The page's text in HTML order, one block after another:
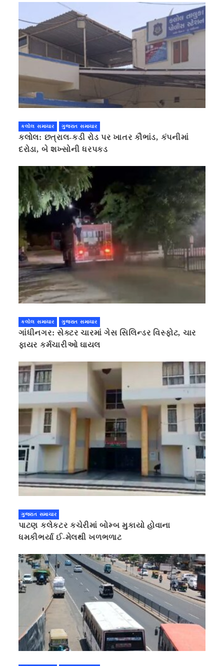
કલોલ સમાચાર ગુજરાત સમાચાર
કલોલ: છત્રાલ-કડી રોડ પર ખાતર કૌભાંડ, કંપનીમાં
દરોડા, બે શખ્સોની ધરપકડ
કલોલ સમાચાર ગુજરાત સમાચાર
ગાંધીનગર: સેક્ટર ચારમાં ગેસ સિલિન્ડર વિસ્ફોટ, ચાર
ફાયર કર્મચારીઓ ઘાયલ
ગુજરાત સમાચાર
પાટણ કલેકટર કચેરીમાં બોમ્બ મુકાયો હોવાના
ધમકીભર્યા ઈ-મેલથી ખળભળાટ